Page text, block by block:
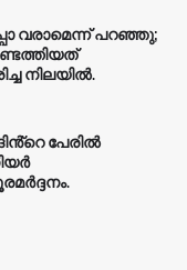
വരാമെന്ന് പറഞ്ഞു;
നിലയിൽ.
പേരിൽ